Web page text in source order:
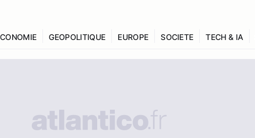
GEOPOLITIQUE EUROPE SOCIETE TECH & IA